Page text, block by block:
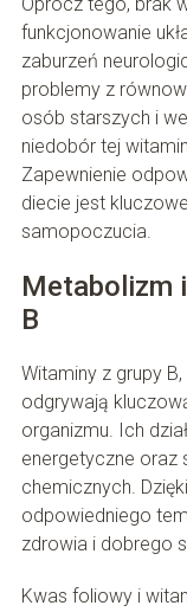
funkcjonowanie
zaburzeń
problemy z
osób starszych i
niedobór tej
Zapewnienie
diecie jest
samopoczucia.
Metabolizm
B
Witaminy z grupy
odgrywają
organizmu. Ich
energetyczne oraz
chemicznych.
odpowiedniego
zdrowia i dobrego
Kwas foliowy i